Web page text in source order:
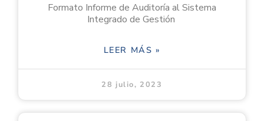
Formato Informe de Auditoría al Sistema
Integrado de Gestión
LEER MÁS »
28 julio, 2023